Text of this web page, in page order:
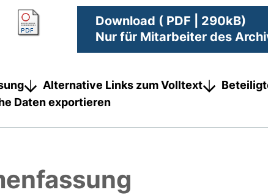
Download ( PDF | 290kB)
Nur für Mitarbeiter des
Alternative Links zum Volltext
Daten exportieren